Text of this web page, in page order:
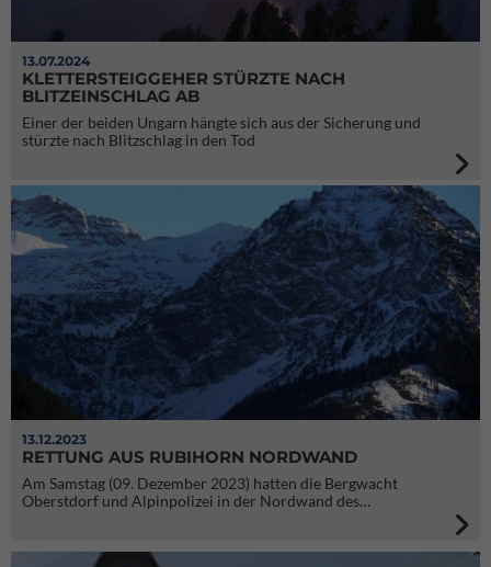
13.07.2024
KLETTERSTEIGGEHER STÜRZTE NACH
BLITZEINSCHLAG AB
Einer der beiden Ungarn hängte sich aus der Sicherung und
stürzte nach Blitzschlag in den Tod
13.12.2023
RETTUNG AUS RUBIHORN NORDWAND
Am Samstag (09. Dezember 2023) hatten die Bergwacht
Oberstdorf und Alpinpolizei in der Nordwand des…